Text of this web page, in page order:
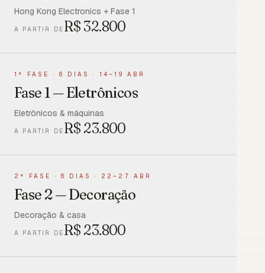
Hong Kong Electronics + Fase 1
A PARTIR DE R$ 32.800
1ª FASE · 6 DIAS · 14–19 ABR
Fase 1 — Eletrônicos
Eletrônicos & máquinas
A PARTIR DE R$ 23.800
2ª FASE · 6 DIAS · 22–27 ABR
Fase 2 — Decoração
Decoração & casa
A PARTIR DE R$ 23.800